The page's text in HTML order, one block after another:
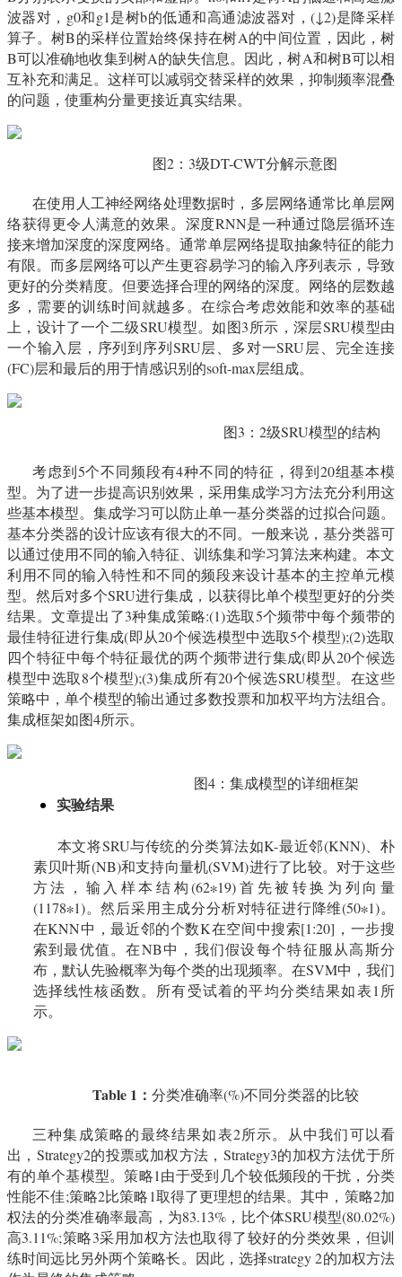
波器对，g0和g1是树b的低通和高通滤波器对，(↓2)是降采样
算子。树B的采样位置始终保持在树A的中间位置，因此，树
B可以准确地收集到树A的缺失信息。因此，树A和树B可以相
互补充和满足。这样可以减弱交替采样的效果，抑制频率混叠
的问题，使重构分量更接近真实结果。
图2：3级DT-CWT分解示意图
在使用人工神经网络处理数据时，多层网络通常比单层网
络获得更令人满意的效果。深度RNN是一种通过隐层循环连
接来增加深度的深度网络。通常单层网络提取抽象特征的能力
有限。而多层网络可以产生更容易学习的输入序列表示，导致
更好的分类精度。但要选择合理的网络的深度。网络的层数越
多，需要的训练时间就越多。在综合考虑效能和效率的基础
上，设计了一个二级SRU模型。如图3所示，深层SRU模型由
一个输入层，序列到序列SRU层、多对一SRU层、完全连接
(FC)层和最后的用于情感识别的soft-max层组成。
图3：2级SRU模型的结构
考虑到5个不同频段有4种不同的特征，得到20组基本模
型。为了进一步提高识别效果，采用集成学习方法充分利用这
些基本模型。集成学习可以防止单一基分类器的过拟合问题。
基本分类器的设计应该有很大的不同。一般来说，基分类器可
以通过使用不同的输入特征、训练集和学习算法来构建。本文
利用不同的输入特性和不同的频段来设计基本的主控单元模
型。然后对多个SRU进行集成，以获得比单个模型更好的分类
结果。文章提出了3种集成策略:(1)选取5个频带中每个频带的
最佳特征进行集成(即从20个候选模型中选取5个模型);(2)选取
四个特征中每个特征最优的两个频带进行集成(即从20个候选
模型中选取8个模型);(3)集成所有20个候选SRU模型。在这些
策略中，单个模型的输出通过多数投票和加权平均方法组合。
集成框架如图4所示。
图4：集成模型的详细框架
实验结果
本文将SRU与传统的分类算法如K-最近邻(KNN)、朴
素贝叶斯(NB)和支持向量机(SVM)进行了比较。对于这些
方法，输入样本结构(62∗19)首先被转换为列向量
(1178∗1)。然后采用主成分分析对特征进行降维(50∗1)。
在KNN中，最近邻的个数K在空间中搜索[1:20]，一步搜
索到最优值。在NB中，我们假设每个特征服从高斯分
布，默认先验概率为每个类的出现频率。在SVM中，我们
选择线性核函数。所有受试着的平均分类结果如表1所
示。
Table 1 ：分类准确率(%)不同分类器的比较
三种集成策略的最终结果如表2所示。从中我们可以看
出，Strategy2的投票或加权方法，Strategy3的加权方法优于所
有的单个基模型。策略1由于受到几个较低频段的干扰，分类
性能不佳;策略2比策略1取得了更理想的结果。其中，策略2加
权法的分类准确率最高，为83.13%，比个体SRU模型(80.02%)
高3.11%;策略3采用加权方法也取得了较好的分类效果，但训
练时间远比另外两个策略长。因此，选择strategy 2的加权方法